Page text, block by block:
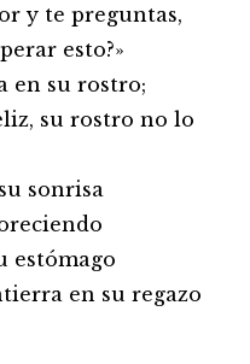
y te preguntas,
esto?»
en su rostro;
su rostro no lo
sonrisa
estómago
en su regazo